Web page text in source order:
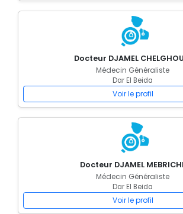
Docteur DJAMEL
Médecin Généraliste
Dar El Beida
Voir le profil
Docteur DJAMEL
Médecin Généraliste
Dar El Beida
Voir le profil